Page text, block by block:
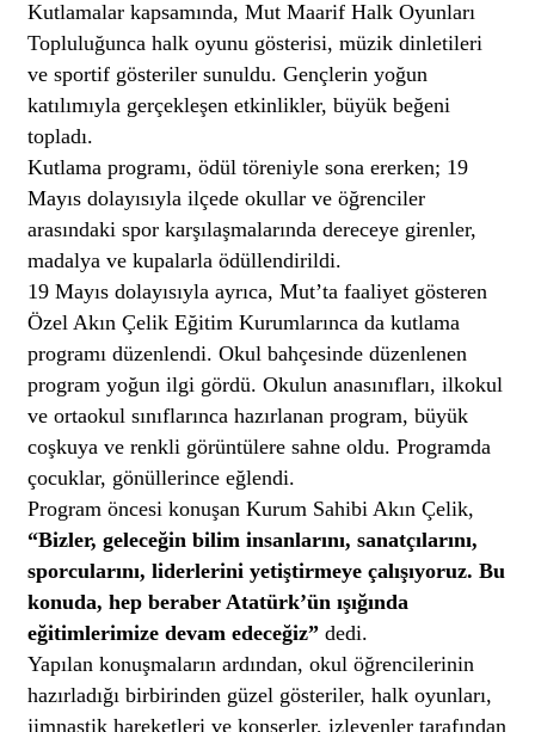
Kutlamalar kapsamında, Mut Maarif Halk Oyunları
Topluluğunca halk oyunu gösterisi, müzik dinletileri
ve sportif gösteriler sunuldu. Gençlerin yoğun
katılımıyla gerçekleşen etkinlikler, büyük beğeni
topladı.
Kutlama programı, ödül töreniyle sona ererken; 19
Mayıs dolayısıyla ilçede okullar ve öğrenciler
arasındaki spor karşılaşmalarında dereceye girenler,
madalya ve kupalarla ödüllendirildi.
19 Mayıs dolayısıyla ayrıca, Mut’ta faaliyet gösteren
Özel Akın Çelik Eğitim Kurumlarınca da kutlama
programı düzenlendi. Okul bahçesinde düzenlenen
program yoğun ilgi gördü. Okulun anasınıfları, ilkokul
ve ortaokul sınıflarınca hazırlanan program, büyük
coşkuya ve renkli görüntülere sahne oldu. Programda
çocuklar, gönüllerince eğlendi.
Program öncesi konuşan Kurum Sahibi Akın Çelik,
“Bizler, geleceğin bilim insanlarını, sanatçılarını,
sporcularını, liderlerini yetiştirmeye çalışıyoruz. Bu
konuda, hep beraber Atatürk’ün ışığında
eğitimlerimize devam edeceğiz” dedi.
Yapılan konuşmaların ardından, okul öğrencilerinin
hazırladığı birbirinden güzel gösteriler, halk oyunları,
jimnastik hareketleri ve konserler, izleyenler tarafından